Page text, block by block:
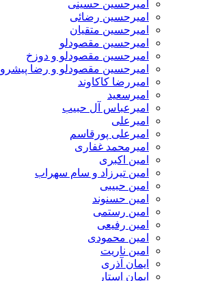
امیرحسین حسینی
امیرحسین رضائی
امیرحسین متقیان
امیرحسین مقصودلو
امیرحسین مقصودلو و دوزخ
امیرحسین مقصودلو و رضا پیشرو
امیررضا کاکاوند
امیرسعید
امیرعباس آل حبیب
امیرعلی
امیرعلی پورقاسم
امیرمحمد غفاری
امین اکبری
امین تیرزاد و سام سهراب
امین حبیبی
امین حسنوند
امین رستمی
امین رفیعی
امین محمودی
امین ناریت
ایمان آذری
ایمان استار